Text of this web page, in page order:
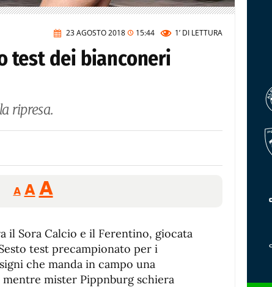
23 AGOSTO 2018 15:44 1’ DI LETTURA
test dei bianconeri
ripresa.
A
Reducir
tamaño
A Restablecer
tamaño
de
fuente
AAumentar
de
fuente.
il Sora Calcio e il Ferentino, giocata
test precampionato per i
che manda in campo una
mister Pippnburg schiera